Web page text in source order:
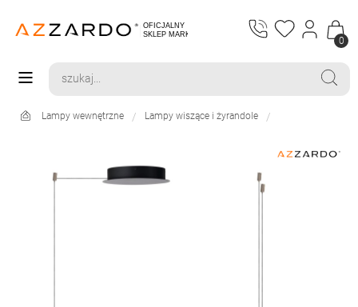
0
Lampy wewnętrzne Lampy wiszące i żyrandole